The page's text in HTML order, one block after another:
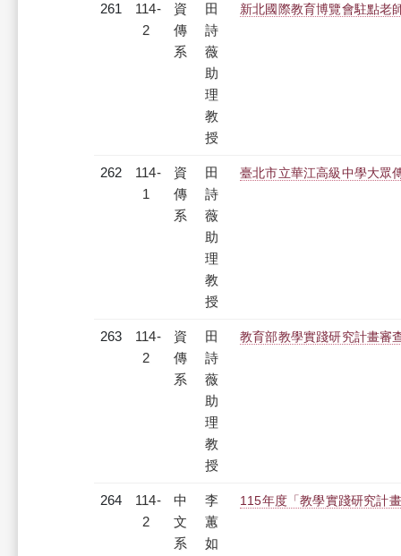
261
114-
2
資
傳
系
田
詩
薇
助
理
教
授
新北國際教育博覽會駐點老
262
114-
1
資
傳
系
田
詩
薇
助
理
教
授
臺北市立華江高級中學大眾
263
114-
2
資
傳
系
田
詩
薇
助
理
教
授
教育部教學實踐研究計畫審
264
114-
2
中
文
系
李
蕙
如
115年度「教學實踐研究計